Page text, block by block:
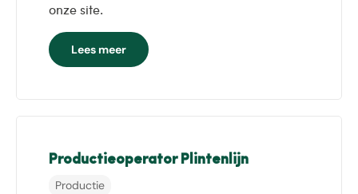
onze site.
Lees meer
Productieoperator Plintenlijn
Productie